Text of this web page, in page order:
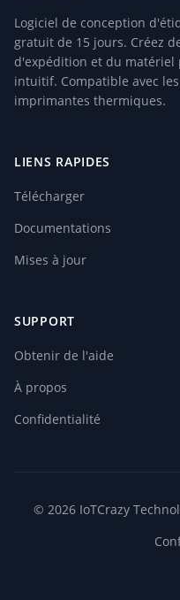
Logiciel de conception
gratuit de 15 jours. Créez
d'expédition et du
intuitif. Compatible avec
imprimantes thermiques.
LIENS RAPIDES
Télécharger
Documentations
Mises à jour
SUPPORT
Obtenir de l'aide
À propos
Confidentialité
© 2026 IoTCrazy